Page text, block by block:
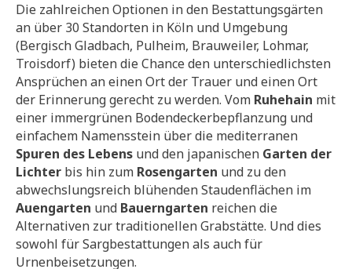
Die zahlreichen Optionen in den Bestattungsgärten
an über 30 Standorten in Köln und Umgebung
(Bergisch Gladbach, Pulheim, Brauweiler, Lohmar,
Troisdorf) bieten die Chance den unterschiedlichsten
Ansprüchen an einen Ort der Trauer und einen Ort
der Erinnerung gerecht zu werden. Vom Ruhehain mit
einer immergrünen Bodendeckerbepflanzung und
einfachem Namensstein über die mediterranen
Spuren des Lebens und den japanischen Garten der
Lichter bis hin zum Rosengarten und zu den
abwechslungsreich blühenden Staudenflächen im
Auengarten und Bauerngarten reichen die
Alternativen zur traditionellen Grabstätte. Und dies
sowohl für Sargbestattungen als auch für
Urnenbeisetzungen.